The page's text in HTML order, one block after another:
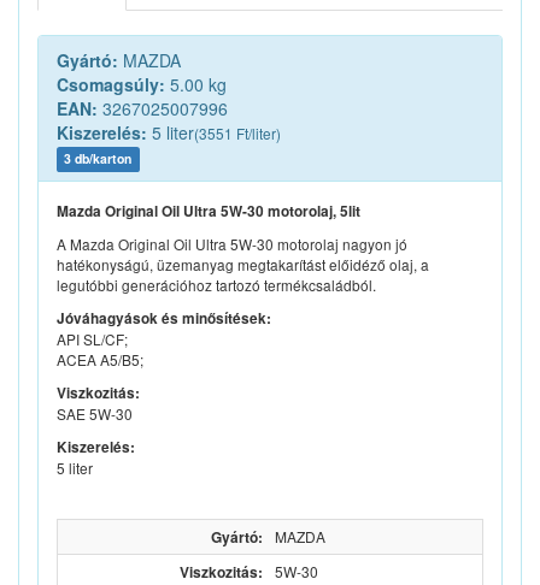
Gyártó: MAZDA
Csomagsúly: 5.00 kg
EAN: 3267025007996
Kiszerelés: 5 liter(3551 Ft/liter)
3 db/karton
Mazda Original Oil Ultra 5W-30 motorolaj, 5lit
A Mazda Original Oil Ultra 5W-30 motorolaj nagyon jó
hatékonyságú, üzemanyag megtakarítást előidéző olaj, a
legutóbbi generációhoz tartozó termékcsaládból.
Jóváhagyások és minősítések:
API SL/CF;
ACEA A5/B5;
Viszkozitás:
SAE 5W-30
Kiszerelés:
5 liter
Gyártó: MAZDA
Viszkozitás: 5W-30